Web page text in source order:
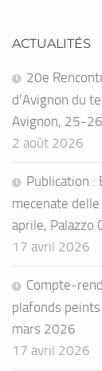
ACTUALITÉS
20e
d’Avignon du
Avignon, 25-
2 août 2026
Publication :
mecenate
aprile, Palazzo
17 avril 2026
Compte-
plafonds peints
mars 2026
17 avril 2026